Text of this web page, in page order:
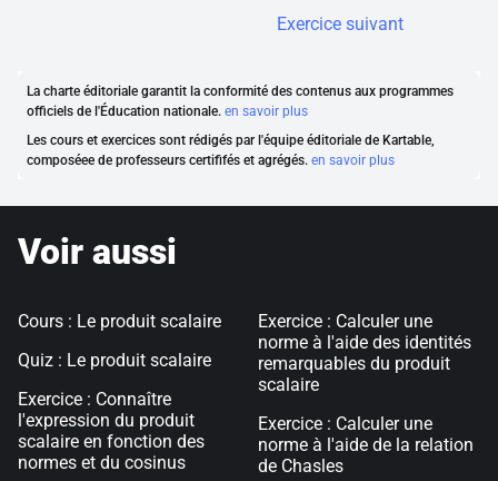
Exercice suivant
La charte éditoriale garantit la conformité des contenus aux programmes
officiels de l'Éducation nationale. en savoir plus
Les cours et exercices sont rédigés par l'équipe éditoriale de Kartable,
composéee de professeurs certififés et agrégés. en savoir plus
Voir aussi
Cours : Le produit scalaire
Quiz : Le produit scalaire
Exercice : Connaître
l'expression du produit
scalaire en fonction des
normes et du cosinus
Exercice : Calculer une
norme à l'aide des identités
remarquables du produit
scalaire
Exercice : Calculer une
norme à l'aide de la relation
de Chasles